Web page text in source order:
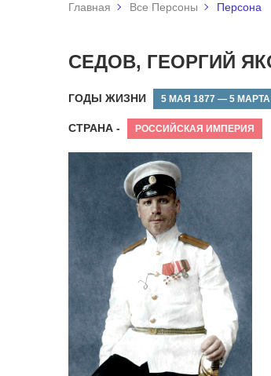
Главная Все Персоны Персона
СЕДОВ, ГЕОРГИЙ
ГОДЫ ЖИЗНИ 5 МАЯ 1877 — 5 МАРТА
СТРАНА - РОССИЙСКАЯ ИМПЕРИЯ